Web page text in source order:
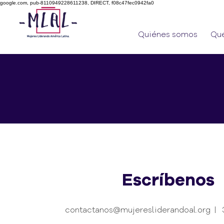
google.com, pub-8110949228611238, DIRECT, f08c47fec0942fa0
Quiénes somos
Escríbenos
contactanos@mujeresliderandoal.org |